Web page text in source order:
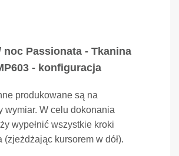
noc Passionata - Tkanina
- konfiguracja
produkowane są na
wymiar. W celu dokonania
wypełnić wszystkie kroki
(zjeżdżając kursorem w dół).